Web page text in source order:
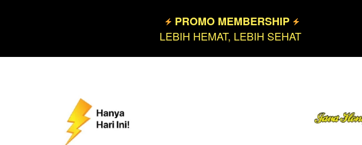
PROMO MEMBERSHIP
LEBIH HEMAT, LEBIH SEHAT